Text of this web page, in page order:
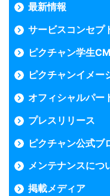
最新情報
サービスコンセプ
ピクチャン学生
ピクチャンイメー
オフィシャルパー
プレスリリース
ピクチャン公式
メンテナンスにつ
掲載メディア